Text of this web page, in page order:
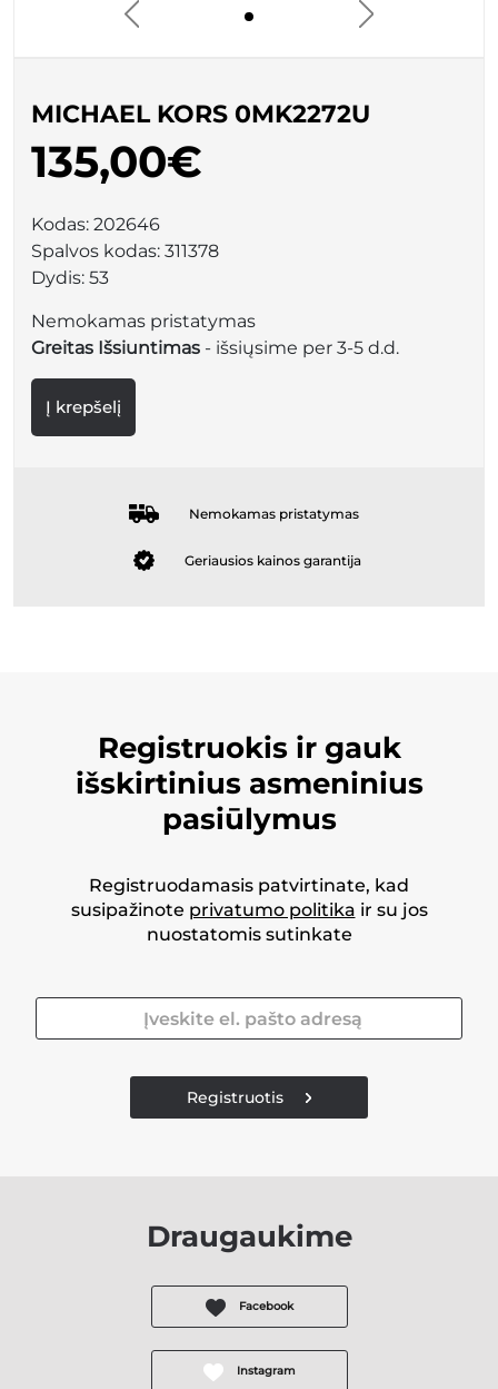
MICHAEL KORS 0MK2272U
135,00€
Kodas: 202646
Spalvos kodas: 311378
Dydis: 53
Nemokamas pristatymas
Greitas Išsiuntimas - išsiųsime per 3-5 d.d.
Į krepšelį
Nemokamas pristatymas
Geriausios kainos garantija
Registruokis ir gauk
išskirtinius asmeninius
pasiūlymus
Registruodamasis patvirtinate, kad
susipažinote privatumo politika ir su jos
nuostatomis sutinkate
Registruotis
Draugaukime
Facebook
Instagram